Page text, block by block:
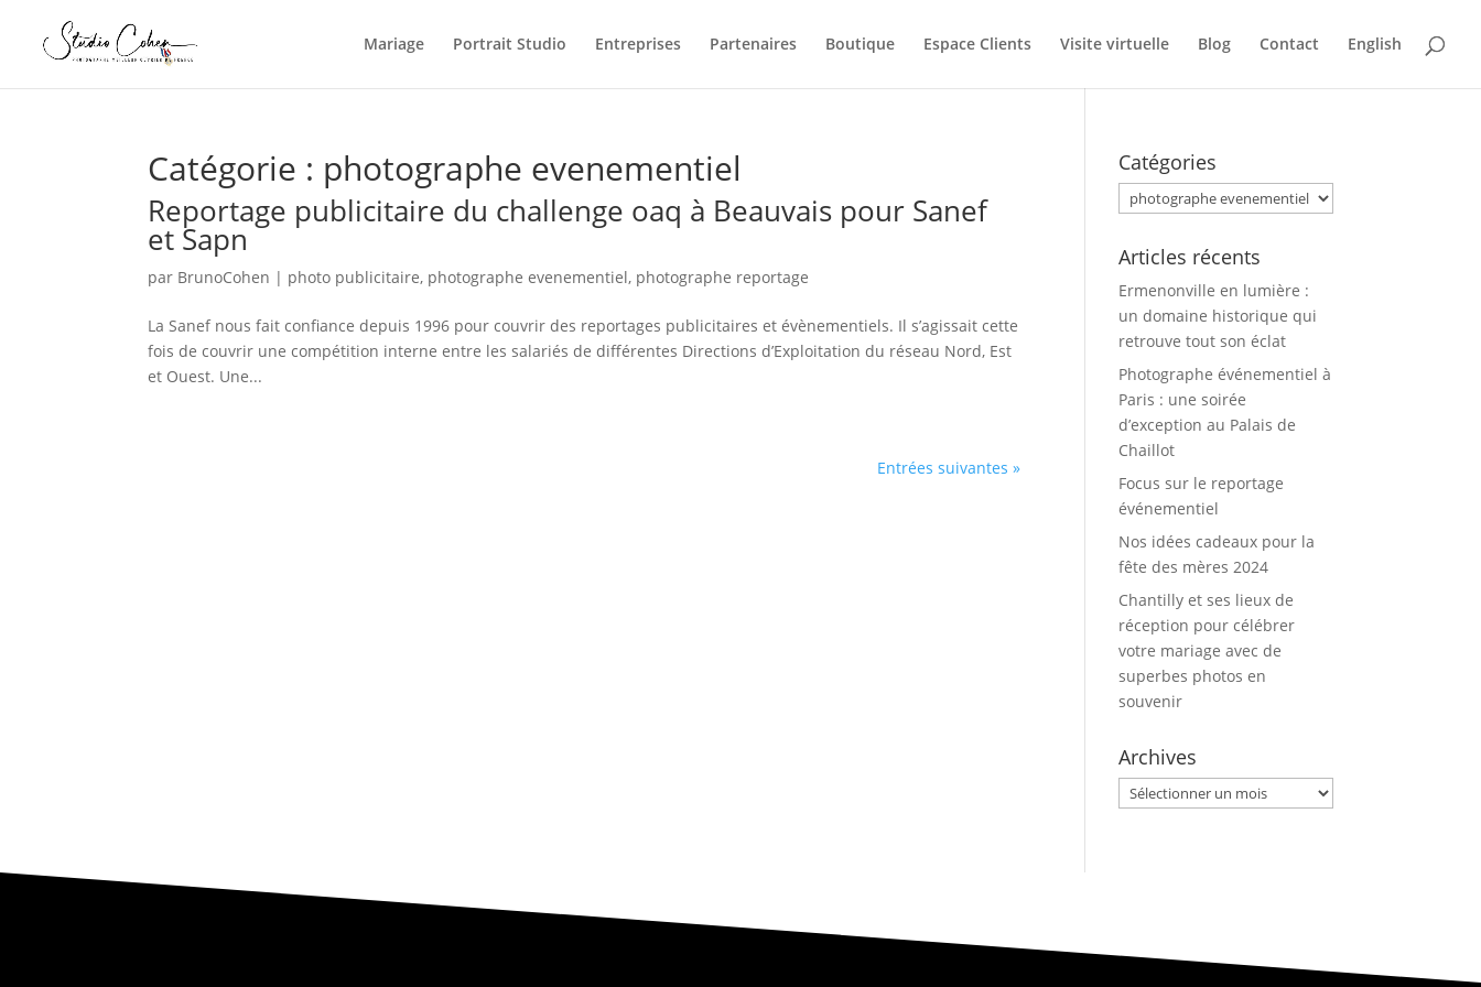
Mariage Portrait Studio Entreprises Partenaires Boutique Espace Clients Visite virtuelle Blog Contact English
Catégorie : photographe evenementiel
Reportage publicitaire du challenge oaq à Beauvais pour Sanef
et Sapn
par BrunoCohen | photo publicitaire, photographe evenementiel, photographe reportage
La Sanef nous fait confiance depuis 1996 pour couvrir des reportages publicitaires et évènementiels. Il s’agissait cette
fois de couvrir une compétition interne entre les salariés de différentes Directions d’Exploitation du réseau Nord, Est
et Ouest. Une...
Entrées suivantes »
Catégories
Catégories
Articles récents
Ermenonville en lumière :
un domaine historique qui
retrouve tout son éclat
Photographe événementiel à
Paris : une soirée
d’exception au Palais de
Chaillot
Focus sur le reportage
événementiel
Nos idées cadeaux pour la
fête des mères 2024
Chantilly et ses lieux de
réception pour célébrer
votre mariage avec de
superbes photos en
souvenir
Archives
Archives